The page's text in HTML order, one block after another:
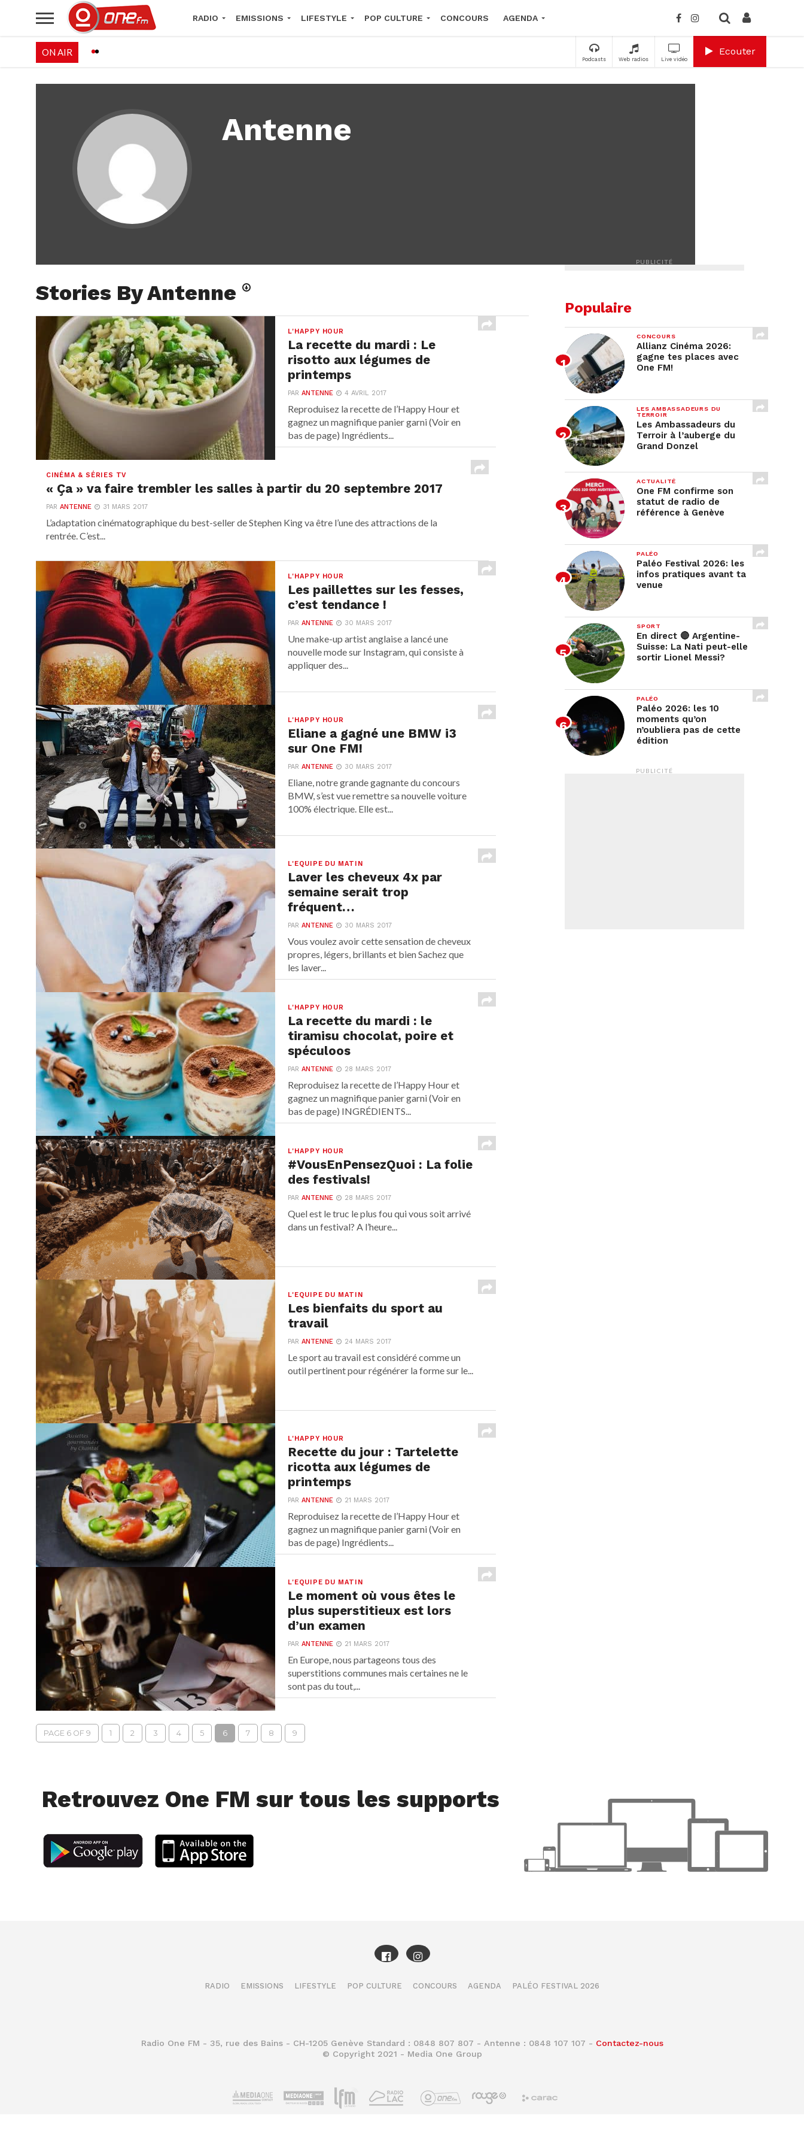
RADIO EMISSIONS LIFESTYLE POP CULTURE CONCOURS AGENDA
Podcasts Web radios Live vidéo
Ecouter
ON AIR
Antenne
Stories By Antenne
L'HAPPY HOUR
La recette du mardi : Le
risotto aux légumes de
printemps
PARANTENNE 4 AVRIL 2017
Reproduisez la recette de l’Happy Hour et
gagnez un magnifique panier garni (Voir en
bas de page) Ingrédients...
CINÉMA & SÉRIES TV
« Ça » va faire trembler les salles à partir du 20 septembre 2017
PAR ANTENNE 31 MARS 2017
L’adaptation cinématographique du best-seller de Stephen King va être l’une des attractions de la
rentrée. C’est...
L'HAPPY HOUR
Les paillettes sur les fesses,
c’est tendance !
PARANTENNE 30 MARS 2017
Une make-up artist anglaise a lancé une
nouvelle mode sur Instagram, qui consiste à
appliquer des...
L'HAPPY HOUR
Eliane a gagné une BMW i3
sur One FM!
PARANTENNE 30 MARS 2017
Eliane, notre grande gagnante du concours
BMW, s’est vue remettre sa nouvelle voiture
100% électrique. Elle est...
L'EQUIPE DU MATIN
Laver les cheveux 4x par
semaine serait trop
fréquent…
PARANTENNE 30 MARS 2017
Vous voulez avoir cette sensation de cheveux
propres, légers, brillants et bien Sachez que
les laver...
L'HAPPY HOUR
La recette du mardi : le
tiramisu chocolat, poire et
spéculoos
PARANTENNE 28 MARS 2017
Reproduisez la recette de l’Happy Hour et
gagnez un magnifique panier garni (Voir en
bas de page) INGRÉDIENTS...
L'HAPPY HOUR
#VousEnPensezQuoi : La folie
des festivals!
PARANTENNE 28 MARS 2017
Quel est le truc le plus fou qui vous soit arrivé
dans un festival? A l’heure...
L'EQUIPE DU MATIN
Les bienfaits du sport au
travail
PARANTENNE 24 MARS 2017
Le sport au travail est considéré comme un
outil pertinent pour régénérer la forme sur le...
L'HAPPY HOUR
Recette du jour : Tartelette
ricotta aux légumes de
printemps
PARANTENNE 21 MARS 2017
Reproduisez la recette de l’Happy Hour et
gagnez un magnifique panier garni (Voir en
bas de page) Ingrédients...
L'EQUIPE DU MATIN
Le moment où vous êtes le
plus superstitieux est lors
d’un examen
PARANTENNE 21 MARS 2017
En Europe, nous partageons tous des
superstitions communes mais certaines ne le
sont pas du tout,...
PAGE 6 OF 9 1 2 3 4 5 6 7 8 9
PUBLICITÉ
Populaire
CONCOURS
Allianz Cinéma 2026:
gagne tes places avec
One FM!
LES AMBASSADEURS DU
TERROIR
Les Ambassadeurs du
Terroir à l’auberge du
Grand Donzel
ACTUALITÉ
One FM confirme son
statut de radio de
référence à Genève
PALÉO
Paléo Festival 2026: les
infos pratiques avant ta
venue
SPORT
En direct 🔴 Argentine-
Suisse: La Nati peut-elle
sortir Lionel Messi?
PALÉO
Paléo 2026: les 10
moments qu’on
n’oubliera pas de cette
édition
PUBLICITÉ
Retrouvez One FM sur tous les supports
RADIO EMISSIONS LIFESTYLE POP CULTURE CONCOURS AGENDA PALÉO FESTIVAL 2026
Radio One FM - 35, rue des Bains - CH-1205 Genève Standard : 0848 807 807 - Antenne : 0848 107 107 - Contactez-nous
© Copyright 2021 - Media One Group